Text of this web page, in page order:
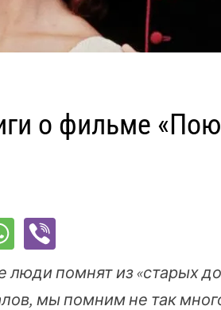
о фильме
люди помнят из «старых
мы помним не так